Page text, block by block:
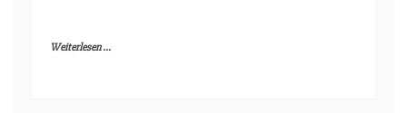
Weiterlesen ...